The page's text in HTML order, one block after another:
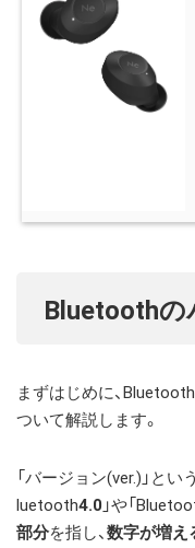
Bluetoothの
まずはじめに、
ついて解説します。
「バージョン(ver.)」とい
luetooth4.0 」や「
部分を指し、数字が増え